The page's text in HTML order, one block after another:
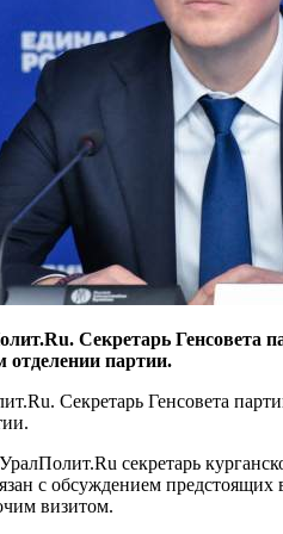
Секретарь Генсовета
отделении партии.
Секретарь Генсовета
секретарь
с обсуждением
визитом.